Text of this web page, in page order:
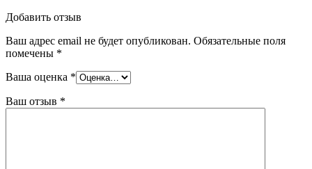
Добавить отзыв
Ваш адрес email не будет опубликован. Обязательные поля
помечены *
Ваша оценка *
Ваш отзыв *